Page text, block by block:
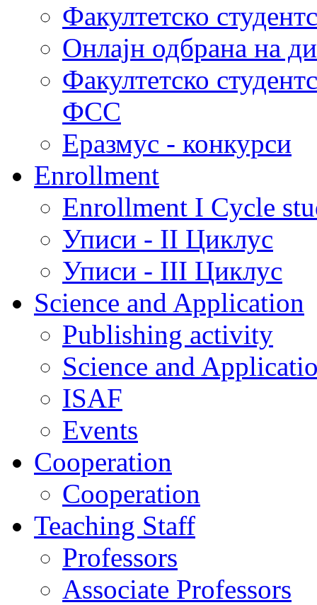
Факултетско
Онлајн одбрана на
Факултетско
ФСС
Еразмус - конкурси
Enrollment
Enrollment I Cycle
Уписи - II Циклус
Уписи - III Циклус
Science and Application
Publishing activity
Science and
ISAF
Events
Cooperation
Cooperation
Teaching Staff
Professors
Associate Professors